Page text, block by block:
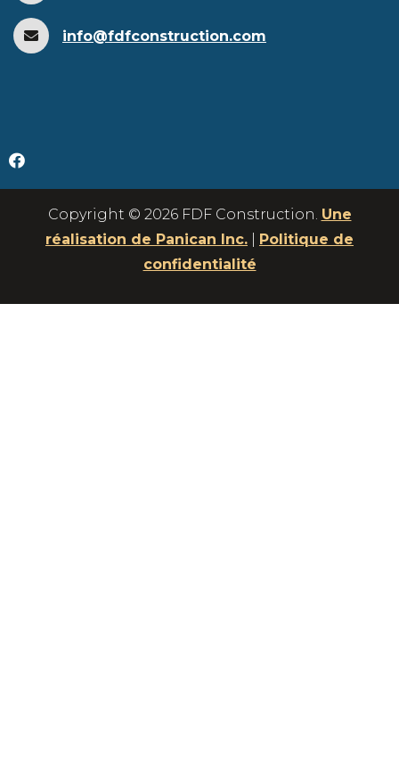
info@fdfconstruction.com
Copyright © 2026 FDF Construction. Une
réalisation de Panican Inc.
Politique de
confidentialité